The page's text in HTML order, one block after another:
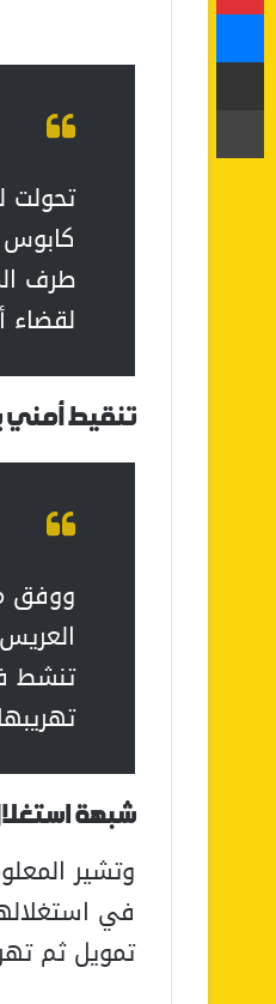
تحولت
طرف
لقضاء
تنقيط
ووفق
تنشط
شبهة
وتشير
في
تمويل ثم